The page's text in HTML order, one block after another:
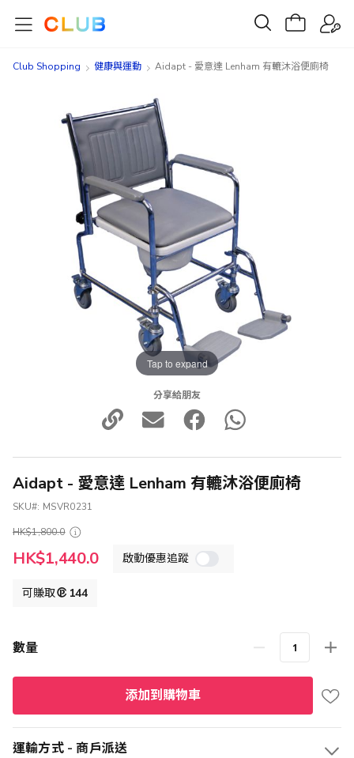
Club Shopping 健康與運動 Aidapt - 愛意達 Lenham 有轆沐浴便廁椅
Tap to expand
分享給朋友
Aidapt - 愛意達 Lenham 有轆沐浴便廁椅
SKU
MSVR0231
HK$1,800.0
特
殊
HK$1,440.0 啟動優惠追蹤
可賺取 144
數量
添加到購物車
運輸方式 - 商戶派送